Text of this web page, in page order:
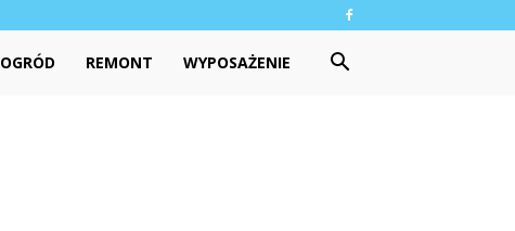
OGRÓD REMONT WYPOSAŻENIE